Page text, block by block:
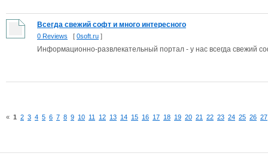
Всегда свежий софт и много интересного
0 Reviews [ 0soft.ru ]
Информационно-развлекательный портал - у нас всегда свежий
« 1 2 3 4 5 6 7 8 9 10 11 12 13 14 15 16 17 18 19 20 21 22 23 24 25 26 27